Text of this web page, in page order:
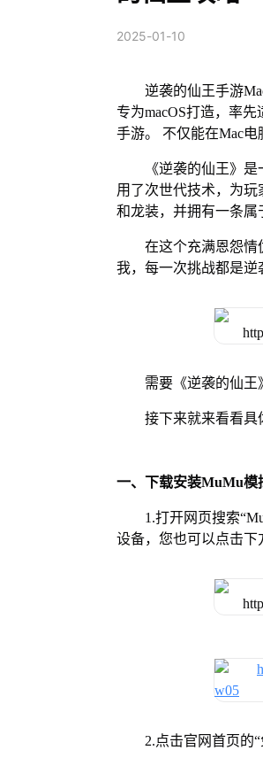
2025-01-10
逆袭的仙王手游
专为macOS打造，率
手游。 不仅能在Mac电
《逆袭的仙王》
用了次世代技术，为
和龙装，并拥有一条属
在这个充满恩怨情
我，每一次挑战都是逆
需要《逆袭的仙
接下来就来看看具
一、下载安装MuMu模
1.打开网页搜索
设备，您也可以点击下
2.点击官网首页的